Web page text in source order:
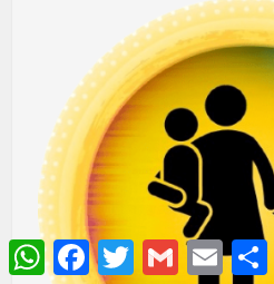
WhatsAppFacebookTwitterGmail Email